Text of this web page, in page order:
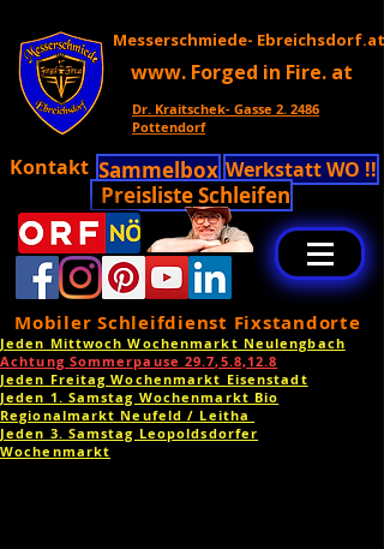
Messerschmiede- Ebreichsdorf.at
www. Forged in Fire. at
Dr. Kraitschek- Gasse 2. 2486
Pottendorf
Kontakt Sammelbox Werkstatt WO !!
Preisliste Schleifen
Mobiler Schleifdienst Fixstandorte
Jeden Mittwoch Wochenmarkt Neulengbach
Achtung Sommerpause 29.7,5.8,12.8
Jeden Freitag Wochenmarkt Eisenstadt
Jeden 1. Samstag Wochenmarkt Bio
Regionalmarkt Neufeld / Leitha
Jeden 3. Samstag Leopoldsdorfer
Wochenmarkt